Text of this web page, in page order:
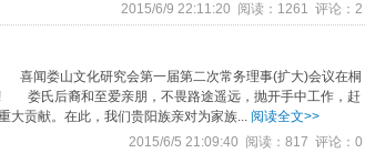
2015/6/9 22:11:20 阅读：1261 评论：2
闻娄山文化研究会第一届第二次常务理事(扩大)会议在桐
娄氏后裔和至爱亲朋，不畏路途遥远，抛开手中工作，赶
大贡献。在此，我们贵阳族亲对为家族... 阅读全文>>
2015/6/5 21:09:40 阅读：817 评论：0